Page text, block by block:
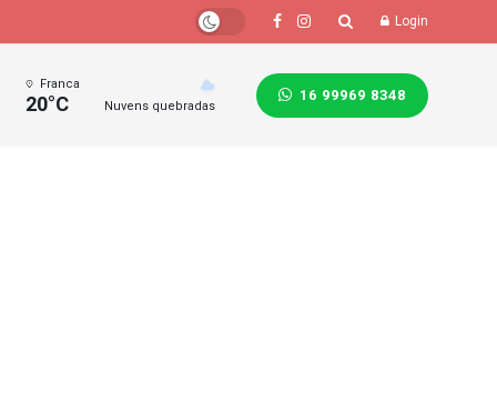
Login
Franca
20°C Nuvens quebradas
16 99969 8348